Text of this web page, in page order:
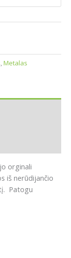
,Metalas
orginali
iš nerūdijančio
Patogu